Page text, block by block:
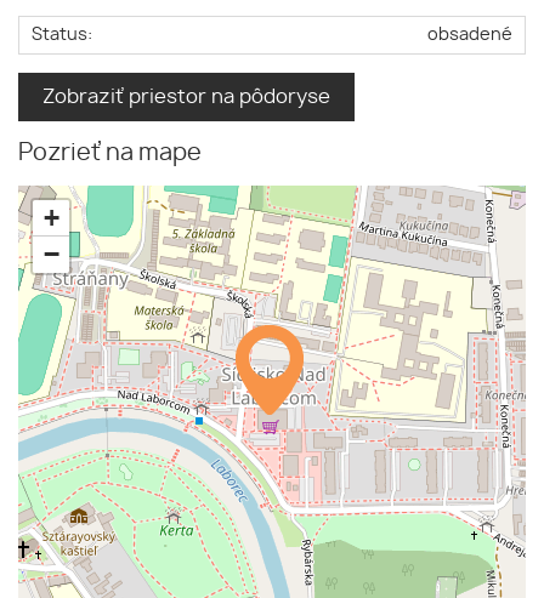
Status: obsadené
Zobraziť priestor na pôdoryse
Pozrieť na mape
+
−